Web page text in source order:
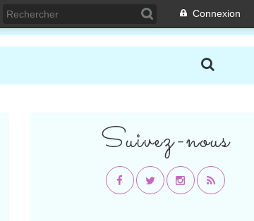
Connexion
Suivez-nous